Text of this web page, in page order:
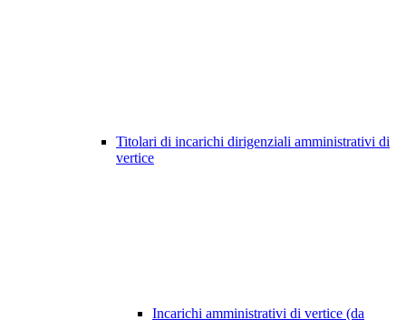
Titolari di incarichi dirigenziali amministrativi di
vertice
Incarichi amministrativi di vertice (da